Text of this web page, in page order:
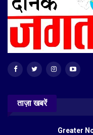
ताज़ा खबरें
Greater